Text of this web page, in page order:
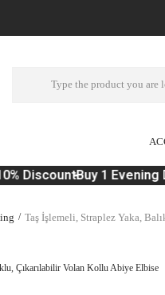
DiscountBuy 1 Evening
Taş İşlemeli, Straplez Yaka,